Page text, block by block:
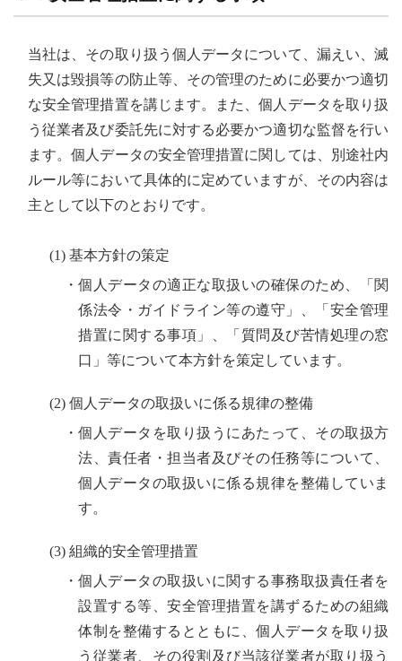
当社は、その取り扱う個人データについて、漏えい、滅
失又は毀損等の防止等、その管理のために必要かつ適切
な安全管理措置を講じます。また、個人データを取り扱
う従業者及び委託先に対する必要かつ適切な監督を行い
ます。個人データの安全管理措置に関しては、別途社内
ルール等において具体的に定めていますが、その内容は
主として以下のとおりです。
(1) 基本方針の策定
・個人データの適正な取扱いの確保のため、「関
係法令・ガイドライン等の遵守」、「安全管理
措置に関する事項」、「質問及び苦情処理の窓
口」等について本方針を策定しています。
(2) 個人データの取扱いに係る規律の整備
・個人データを取り扱うにあたって、その取扱方
法、責任者・担当者及びその任務等について、
個人データの取扱いに係る規律を整備していま
す。
(3) 組織的安全管理措置
・個人データの取扱いに関する事務取扱責任者を
設置する等、安全管理措置を講ずるための組織
体制を整備するとともに、個人データを取り扱
う従業者、その役割及び当該従業者が取り扱う